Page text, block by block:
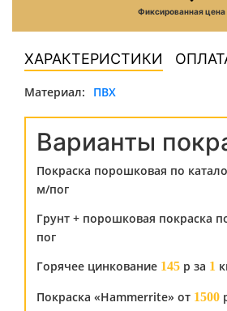
Фиксированная цена
ХАРАКТЕРИСТИКИ
Материал: ПВХ
Варианты
Покраска порошковая по
м/пог
Грунт + порошковая покраска
пог
Горячее цинкование 145 р за 1
Покраска «Hammerrite» от 1500